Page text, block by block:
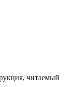
читаемый